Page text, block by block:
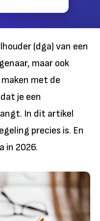
(dga) van een
maar ook
met de
je een
In dit artikel
precies is. En
in 2026.